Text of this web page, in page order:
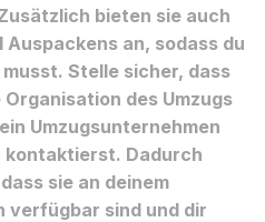
bieten sie auch
Auspackens an, sodass du
Stelle sicher, dass
des Umzugs
Umzugsunternehmen
kontaktierst. Dadurch
sie an deinem
verfügbar sind und dir